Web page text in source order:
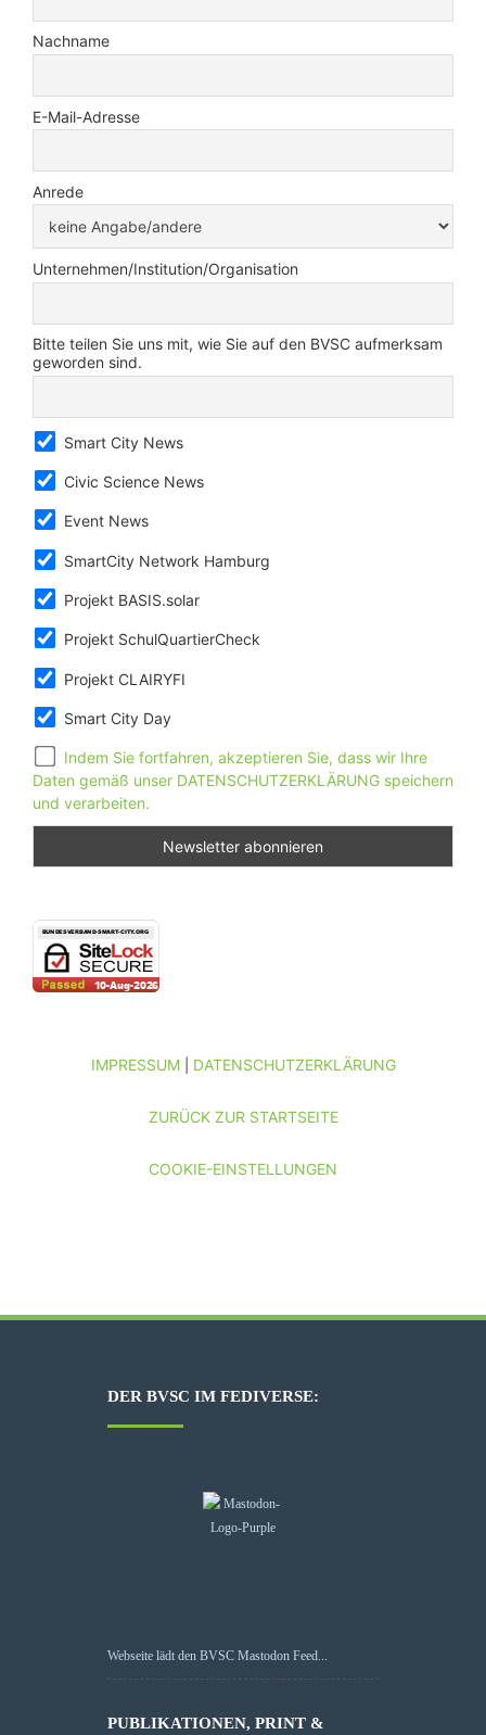
Nachname
E-Mail-Adresse
Anrede
Unternehmen/Institution/Organisation
Bitte teilen Sie uns mit, wie Sie auf den BVSC aufmerksam
geworden sind.
Smart City News
Civic Science News
Event News
SmartCity Network Hamburg
Projekt BASIS.solar
Projekt SchulQuartierCheck
Projekt CLAIRYFI
Smart City Day
Indem Sie fortfahren, akzeptieren Sie, dass wir Ihre
Daten gemäß unser DATENSCHUTZERKLÄRUNG speichern
und verarbeiten.
IMPRESSUM| DATENSCHUTZERKLÄRUNG
ZURÜCK ZUR STARTSEITE
COOKIE-EINSTELLUNGEN
DER BVSC IM FEDIVERSE:
Webseite lädt den BVSC Mastodon Feed...
PUBLIKATIONEN, PRINT &